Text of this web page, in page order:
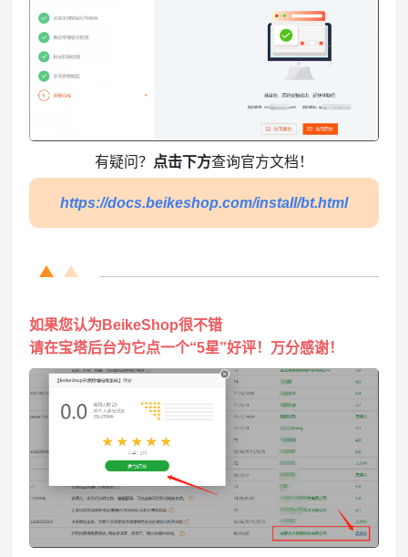
有疑问？ 点击下方查询官方文档！
https://docs.beikeshop.com/install/bt.html
如果您认为BeikeShop很不错
请在宝塔后台为它点一个“5星”好评！万分感谢！